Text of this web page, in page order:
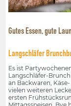
Gutes Essen, gute
Langschläfer
Es ist
Langschläfer-
an Backwaren,
vielen weiteren
ersten